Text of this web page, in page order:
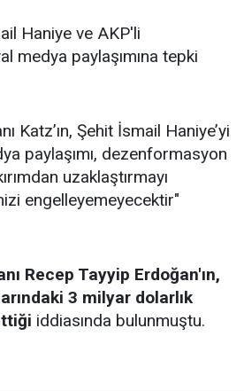
Haniye ve AKP'li
medya paylaşımına tepki
Katz’ın, Şehit İsmail Haniye’yi
paylaşımı, dezenformasyon
uzaklaştırmayı
engelleyemeyecektir"
Recep Tayyip Erdoğan'ın,
3 milyar dolarlık
iddiasında bulunmuştu.